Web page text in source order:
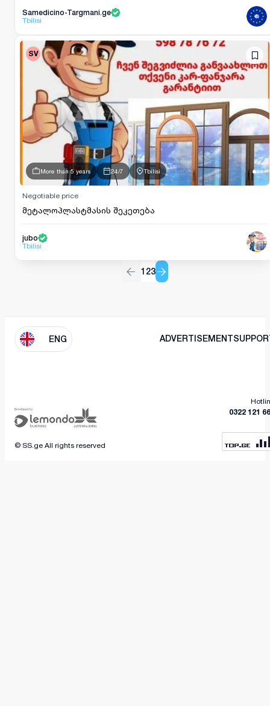
Samedicino-Targmani.ge
Tbilisi
SV
More than 5 years 24/7 Tbilisi
მეტალოპლასტმასის შეკეთება
Negotiable price
jubo
Tbilisi
1 23
ENG ADVERTISEMENT
0322 121
© SS.ge All rights reserved